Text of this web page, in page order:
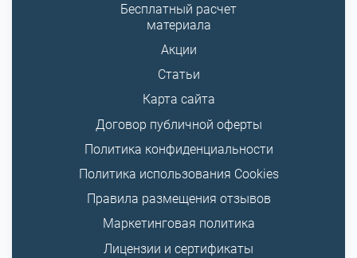
Бесплатный расчет
материала
Акции
Статьи
Карта сайта
Договор публичной оферты
Политика конфиденциальности
Политика использования Cookies
Правила размещения отзывов
Маркетинговая политика
Лицензии и сертификаты